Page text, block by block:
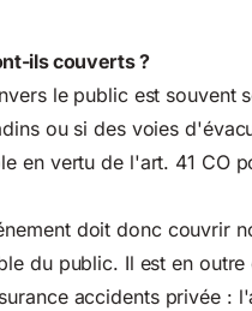
ils couverts ?
le public est souvent
ou si des voies
en vertu de l'art. 41 CO
doit donc couvrir
du public. Il est en
accidents privée :